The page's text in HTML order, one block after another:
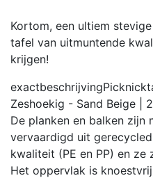
Kortom, een ultiem
tafel van uitmuntende
krijgen!
exactbeschrijving
Zeshoekig - Sand Beige |
De planken en balken zijn
vervaardigd uit
kwaliteit (PE en PP) en ze
Het oppervlak is